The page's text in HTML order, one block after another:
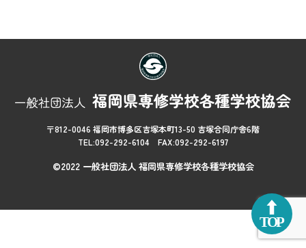
〒812-0046 福岡市博多区吉塚本町13-50 吉塚合同庁舎6階
TEL:092-292-6104 FAX:092-292-6197
©2022 一般社団法人 福岡県専修学校各種学校協会